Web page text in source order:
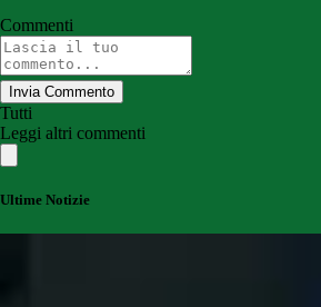
Commenti
Invia Commento
Tutti
Leggi altri commenti
Ultime Notizie